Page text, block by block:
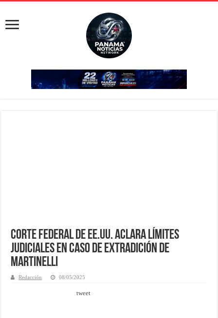
Corte Federal de EE.UU. aclara límites
judiciales en caso de extradición de
Martinelli
Redacción 08/05/2025
tweet